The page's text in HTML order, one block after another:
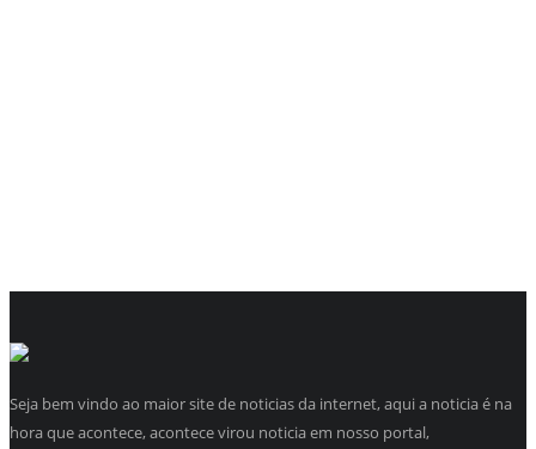
Seja bem vindo ao maior site de noticias da internet, aqui a noticia é na
hora que acontece, acontece virou noticia em nosso portal,